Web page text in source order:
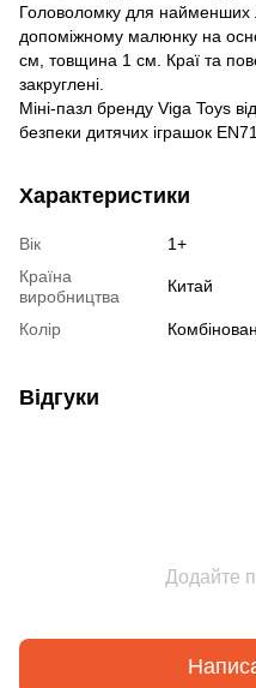
Головоломку для найменших
допоміжному малюнку на
см, товщина 1 см. Краї та
закруглені.
Міні-пазл бренду Viga Toys
безпеки дитячих іграшок
Характеристики
Вік
1+
Країна
виробництва
Китай
Колір
Відгуки
Додайте